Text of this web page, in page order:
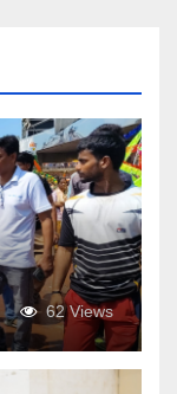
62Views